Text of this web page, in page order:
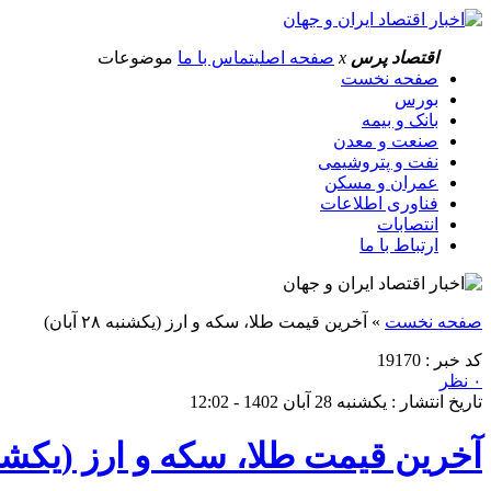
اقتصاد پرس x صفحه اصلیتماس با ما موضوعات
صفحه نخست
بورس
بانک و بیمه
صنعت و معدن
نفت و پتروشیمی
عمران و مسکن
فناوری اطلاعات
انتصابات
ارتباط با ما
صفحه نخست » آخرین قیمت طلا، سکه و ارز (یکشنبه ۲۸ آبان)
کد خبر : 19170
۰ نظر
تاریخ انتشار : یکشنبه 28 آبان 1402 - 12:02
آخرین قیمت طلا، سکه و ارز (یکشنبه ۲۸